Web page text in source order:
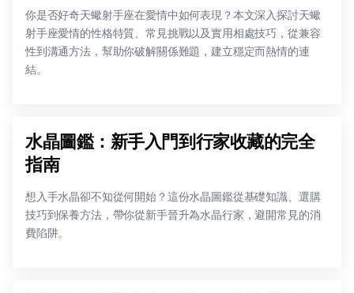
你是否好奇天蠍射手座在愛情中如何表現？本文深入探討天蠍
射手座愛情的性格特質、常見挑戰以及實用相處技巧，從兼容
性到溝通方法，幫助你破解關係難題，建立穩定而熱情的連
結。
水晶圖鑑：新手入門到行家收藏的完全
指南
想入手水晶卻不知從何開始？這份水晶圖鑑從基礎知識、選購
技巧到保養方法，帶你從新手晉升為水晶行家，避開常見的消
費陷阱。